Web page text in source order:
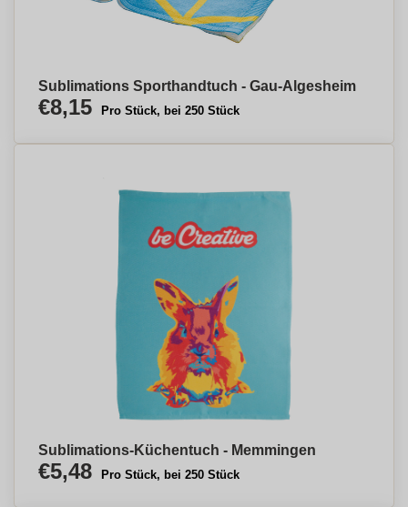
Sublimations Sporthandtuch - Gau-Algesheim
€8,15 Pro Stück, bei 250 Stück
Sublimations-Küchentuch - Memmingen
€5,48 Pro Stück, bei 250 Stück